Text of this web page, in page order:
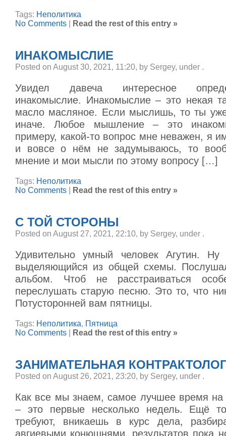
Tags: Неполитика
No Comments
Read the rest of this entry »
ИНАКОМЫСЛИЕ
Posted on August 30, 2021, 11:20, by Sergey, under .
Увидел давеча интересное
инакомыслие. Инакомыслие – это некая
масло масляное. Если мыслишь, то ты
иначе. Любое мышление – это
примеру, какой-то вопрос мне неважен, я
и вовсе о нём не задумываюсь, то
мнение и мои мысли по этому вопросу […]
Tags: Неполитика
No Comments
Read the rest of this entry »
С ТОЙ СТОРОНЫ
Posted on August 27, 2021, 22:10, by Sergey, under .
Удивительно умный человек Агутин.
выделяющийся из общей схемы.
альбом. Чтоб не расстраиваться
переслушать старую песню. Это то, что
Потусторонней вам пятницы.
Tags: Неполитика, Пятница
No Comments
Read the rest of this entry »
ЗАНИМАТЕЛЬНАЯ
Posted on August 26, 2021, 23:20, by Sergey, under .
Как все мы знаем, самое лучшее время на
– это первые несколько недель. Ещё
требуют, вникаешь в курс дела,
авгиевыми конюшнями, результатов пока